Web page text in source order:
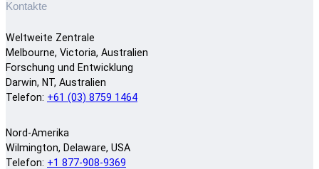
Kontakte
Weltweite Zentrale
Melbourne, Victoria, Australien
Forschung und Entwicklung
Darwin, NT, Australien
Telefon: +61 (03) 8759 1464
Nord-Amerika
Wilmington, Delaware, USA
Telefon: +1 877-908-9369